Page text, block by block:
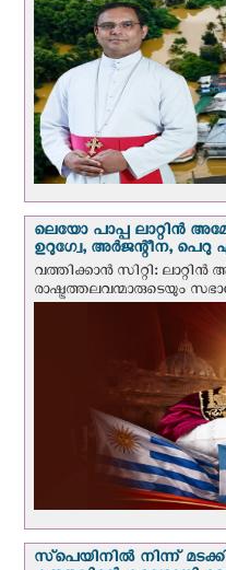
ലെയോ പാപ്പ ലാറ്റിൻ
ഉറുഗ്വേ, അർജന്റീന, പെറു
വത്തിക്കാന്‍ സിറ്റി: ലാറ്റിന്‍
രാഷ്ട്രത്തലവന്മാരുടെയും
സ്‌പെയിനില്‍ നിന്ന്